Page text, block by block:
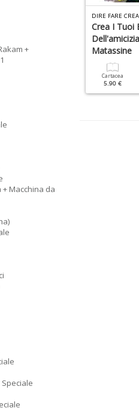
DIRE FARE
Crea I Tuoi
Matassine
Cartacea
5.90 €
+
+ Macchina da